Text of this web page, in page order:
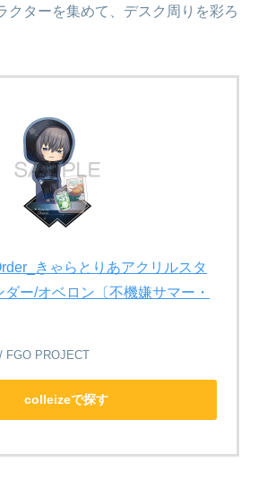
クターを集めて、デスク周りを彩ろ
きゃらとりあアクリルスタ
ダー/オベロン〔不機嫌サマー・
FGO PROJECT
colleizeで探す